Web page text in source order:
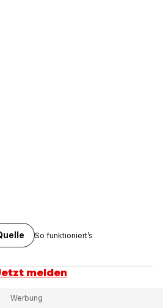
So funktioniert’s
melden